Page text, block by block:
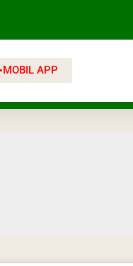
MOBIL APP